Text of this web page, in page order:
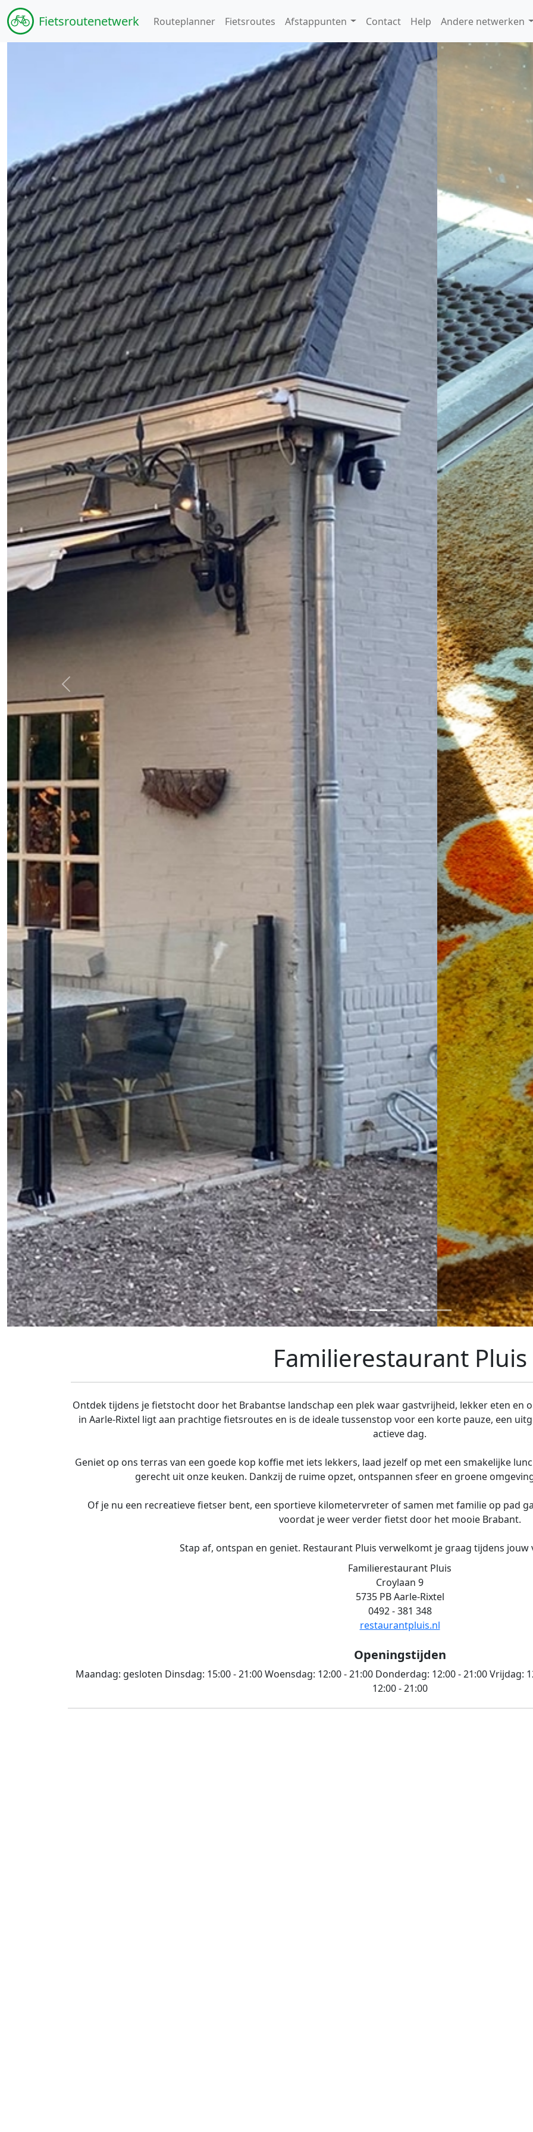
Fietsroutenetwerk Routeplanner Fietsroutes Afstappunten Contact Help Andere netwerken
Previous
Familierestaurant Pluis
Ontdek tijdens je fietstocht door het Brabantse landschap een plek waar gastvrijheid, lekker eten en
in Aarle-Rixtel ligt aan prachtige fietsroutes en is de ideale tussenstop voor een korte pauze, een
actieve dag.
Geniet op ons terras van een goede kop koffie met iets lekkers, laad jezelf op met een smakelijke
gerecht uit onze keuken. Dankzij de ruime opzet, ontspannen sfeer en groene
Of je nu een recreatieve fietser bent, een sportieve kilometervreter of samen met familie op pad
voordat je weer verder fietst door het mooie Brabant.
Stap af, ontspan en geniet. Restaurant Pluis verwelkomt je graag tijdens
Familierestaurant Pluis
Croylaan 9
5735 PB Aarle-Rixtel
0492 - 381 348
restaurantpluis.nl
Openingstijden
Maandag: gesloten Dinsdag: 15:00 - 21:00Woensdag: 12:00 - 21:00Donderdag: 12:00 - 21:00Vrijdag:
12:00 - 21:00